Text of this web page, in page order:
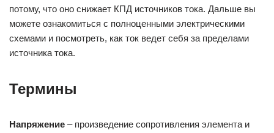
потому, что оно снижает КПД источников тока. Дальше вы
можете ознакомиться с полноценными электрическими
схемами и посмотреть, как ток ведет себя за пределами
источника тока.
Термины
Напряжение – произведение сопротивления элемента и